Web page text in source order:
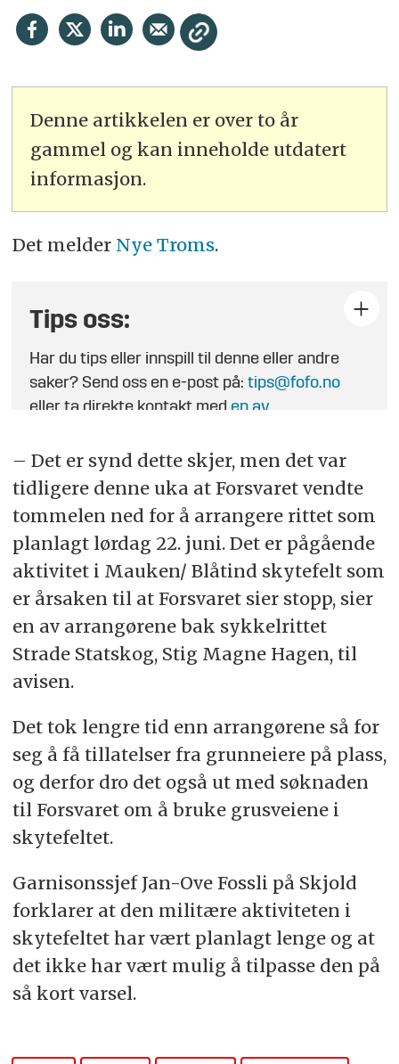
Denne artikkelen er over to år
gammel og kan inneholde utdatert
informasjon.
Det melderNye Troms.
Tips oss:
Har du tips eller innspill til denne eller andre
saker? Send oss en e-post på:tips@fofo.no
eller ta direkte kontakt med en av
– Det er synd dette skjer, men det var
tidligere denne uka at Forsvaret vendte
tommelen ned for å arrangere rittet som
planlagt lørdag 22. juni. Det er pågående
aktivitet i Mauken/ Blåtind skytefelt som
er årsaken til at Forsvaret sier stopp, sier
en av arrangørene bak sykkelrittet
Strade Statskog, Stig Magne Hagen, til
avisen.
Det tok lengre tid enn arrangørene så for
seg å få tillatelser fra grunneiere på plass,
og derfor dro det også ut med søknaden
til Forsvaret om å bruke grusveiene i
skytefeltet.
Garnisonssjef Jan-Ove Fossli på Skjold
forklarer at den militære aktiviteten i
skytefeltet har vært planlagt lenge og at
det ikke har vært mulig å tilpasse den på
så kort varsel.